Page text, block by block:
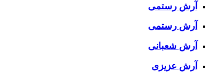
آرش رستمى
آرش رستمی
آرش شعبانی
آرش عزیزی